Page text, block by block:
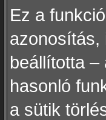
Ez a
azonosítás,
beállította
hasonló
a sütik